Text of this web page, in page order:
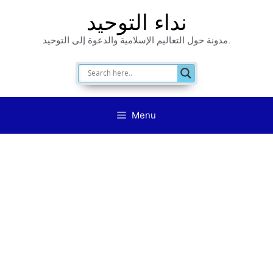
نداء التوحيد
مدونة حول التعاليم الإسلامية والدعوة إلى التوحيد.
Menu